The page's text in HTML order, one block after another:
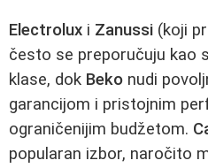
Electrolux i Zanussi (koji
često se preporučuju kao
klase, dok Beko nudi
garancijom i pristojnim
ograničenijim budžetom.
popularan izbor, naročito